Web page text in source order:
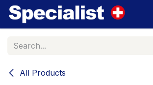
Skip to Content
All Products